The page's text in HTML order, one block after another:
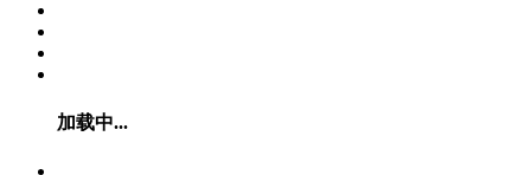
加载中...